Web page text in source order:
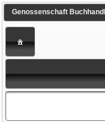
Genossenschaft